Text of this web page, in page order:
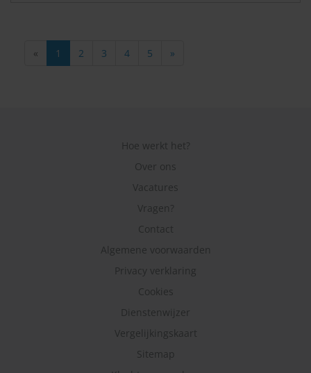
« 1 2 3 4 5 »
Hoe werkt het?
Over ons
Vacatures
Vragen?
Contact
Algemene voorwaarden
Privacy verklaring
Cookies
Dienstenwijzer
Vergelijkingskaart
Sitemap